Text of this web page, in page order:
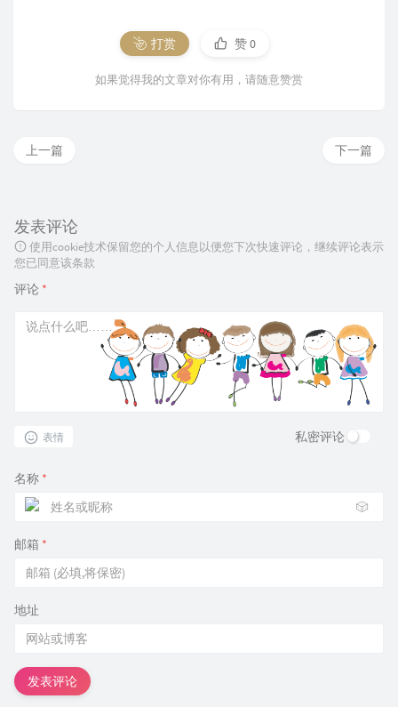
打赏 赞0
如果觉得我的文章对你有用，请随意赞赏
下一篇
上一篇
发表评论
使用cookie技术保留您的个人信息以便您下次快速评论，继续评论表示
您已同意该条款
评论 *
表情 私密评论
名称 *
🎲
邮箱 *
地址
发表评论